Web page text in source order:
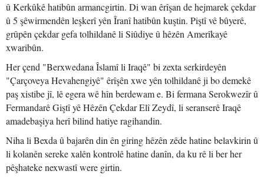
û Kerkûkê hatibûn armancgirtin. Di wan êrîşan de hejmarek çekdar
û 5 şêwirmendên leşkerî yên Îranî hatibûn kuştin. Piştî vê bûyerê,
grûpên çekdar gefa tolhildanê li Siûdiye û hêzên Amerîkayê
xwaribûn.
Her çend "Berxwedana Îslamî li Iraqê" bi zexta serkirdeyên
"Çarçoveya Hevahengiyê" êrîşên xwe yên tolhildanê ji bo demekê
paş xistibe jî, lê egera wê hîn berdewam e. Bi fermana Serokwezîr û
Fermandarê Giştî yê Hêzên Çekdar Elî Zeydî, li seranserê Iraqê
amadebaşiya herî bilind hatiye ragihandin.
Niha li Bexda û bajarên din ên giring hêzên zêde hatine belavkirin û
li kolanên sereke xalên kontrolê hatine danîn, da ku rê li ber her
pêşhateke nexwastî were girtin.